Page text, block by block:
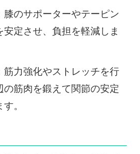
膝のサポーターやテーピン
安定させ、負担を軽減しま
筋力強化やストレッチを行
の筋肉を鍛えて関節の安定
。